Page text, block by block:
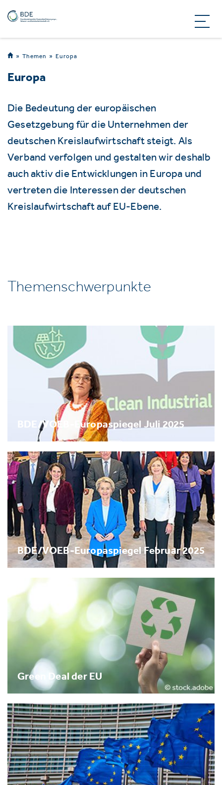
Themen Europa
Europa
Die Bedeutung der europäischen
Gesetzgebung für die Unternehmen der
deutschen Kreislaufwirtschaft steigt. Als
Verband verfolgen und gestalten wir deshalb
auch aktiv die Entwicklungen in Europa und
vertreten die Interessen der deutschen
Kreislaufwirtschaft auf EU-Ebene.
Themenschwerpunkte
BDE/VOEB-Europaspiegel Juli 2025
BDE/VOEB-Europaspiegel Februar 2025
Green Deal der EU